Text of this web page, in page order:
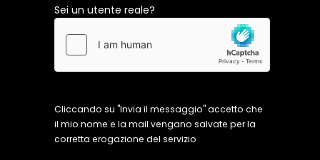
Sei un utente reale?
Cliccando su "Invia il messaggio" accetto che
il mio nome e la mail vengano salvate per la
corretta erogazione del servizio